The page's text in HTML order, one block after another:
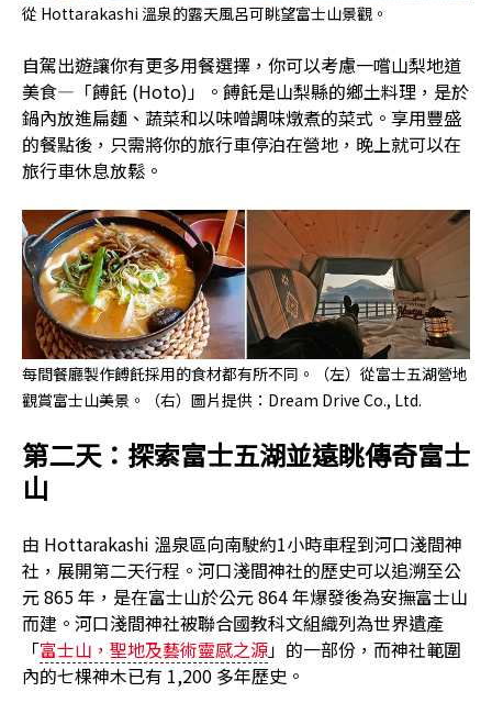
從 Hottarakashi 溫泉的露天風呂可眺望富士山景觀。
自駕出遊讓你有更多用餐選擇，你可以考慮一嚐山梨地道
美食—「餺飥 (Hoto)」。餺飥是山梨縣的鄉土料理，是於
鍋內放進扁麵、蔬菜和以味噌調味燉煮的菜式。享用豐盛
的餐點後，只需將你的旅行車停泊在營地，晚上就可以在
旅行車休息放鬆。
每間餐廳製作餺飥採用的食材都有所不同。（左）從富士五湖營地
觀賞富士山美景。（右）圖片提供：Dream Drive Co., Ltd.
第二天：探索富士五湖並遠眺傳奇富士
山
由 Hottarakashi 溫泉區向南駛約1小時車程到河口淺間神
社，展開第二天行程。河口淺間神社的歷史可以追溯至公
元 865 年，是在富士山於公元 864 年爆發後為安撫富士山
而建。河口淺間神社被聯合國教科文組織列為世界遺產
「富士山，聖地及藝術靈感之源」的一部份，而神社範圍
內的七棵神木已有 1,200 多年歷史。